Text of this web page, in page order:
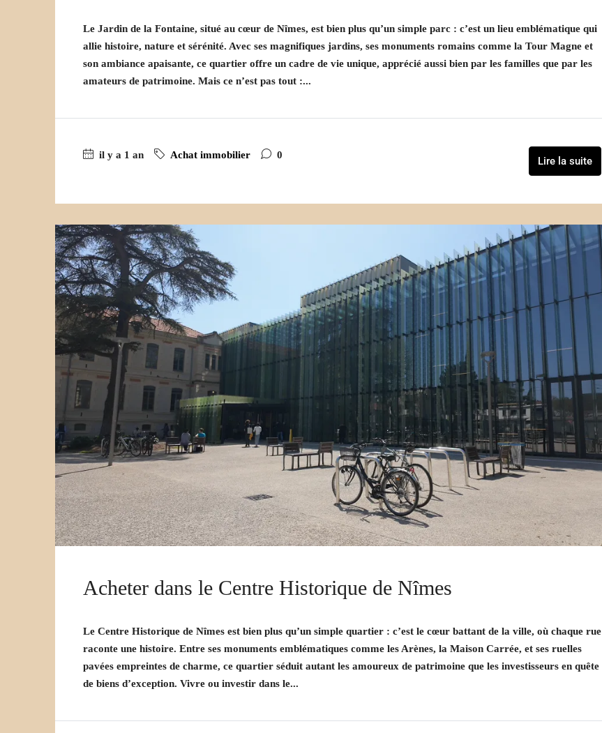
Le Jardin de la Fontaine, situé au cœur de Nîmes, est bien plus qu’un simple parc : c’est un lieu emblématique qui
allie histoire, nature et sérénité. Avec ses magnifiques jardins, ses monuments romains comme la Tour Magne et
son ambiance apaisante, ce quartier offre un cadre de vie unique, apprécié aussi bien par les familles que par les
amateurs de patrimoine. Mais ce n’est pas tout :...
il y a 1 an Achat immobilier 0 Lire la suite
Acheter dans le Centre Historique de Nîmes
Le Centre Historique de Nîmes est bien plus qu’un simple quartier : c’est le cœur battant de la ville, où chaque rue
raconte une histoire. Entre ses monuments emblématiques comme les Arènes, la Maison Carrée, et ses ruelles
pavées empreintes de charme, ce quartier séduit autant les amoureux de patrimoine que les investisseurs en quête
de biens d’exception. Vivre ou investir dans le...